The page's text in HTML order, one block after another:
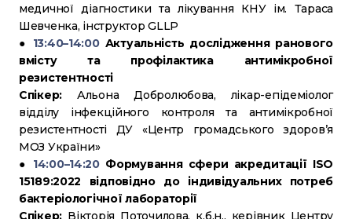
медичної діагностики та лікування КНУ ім. Тараса
Шевченка, інструктор GLLP
● 13:40–14:00Актуальність дослідження ранового
вмісту та профілактика антимікробної
резистентності
Спікер: Альона Добролюбова, лікар-епідеміолог
відділу інфекційного контроля та антимікробної
резистентності ДУ «Центр громадського здоров’я
МОЗ України»
● 14:00–14:20Формування сфери акредитації ISO
15189:2022 відповідно до індивідуальних потреб
бактеріологічної лабораторії